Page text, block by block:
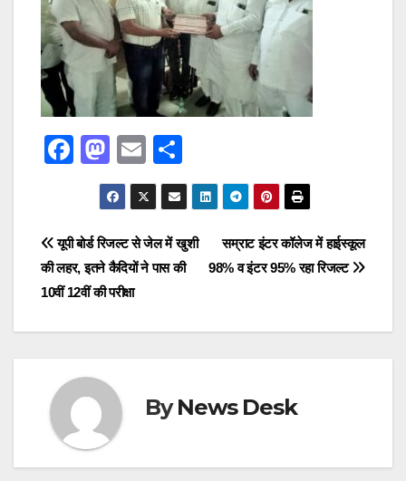
F
e
b
o
o
M
a
st
o
d
o
n
E
m
ail
h
ar
e
Post
navigation
सम्राट इंटर कॉलेज में हाईस्कूल
98% व इंटर 95% रहा रिजल्ट
यूपी बोर्ड रिजल्ट से जेल में खुशी
की लहर, इतने कैदियों ने पास की
10वीं 12वीं की परीक्षा
ByNews Desk